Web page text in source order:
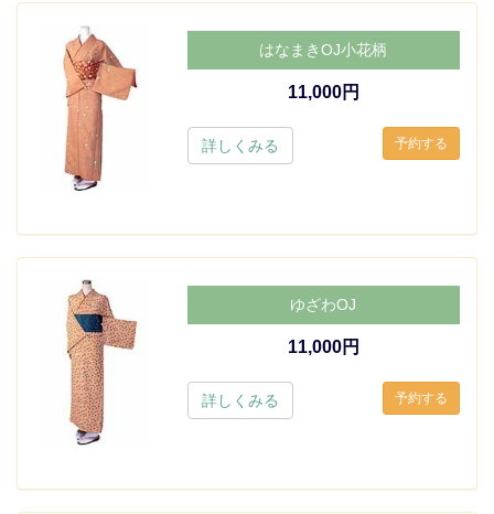
はなまきOJ小花柄
11,000円
詳しくみる
ゆざわOJ
11,000円
詳しくみる